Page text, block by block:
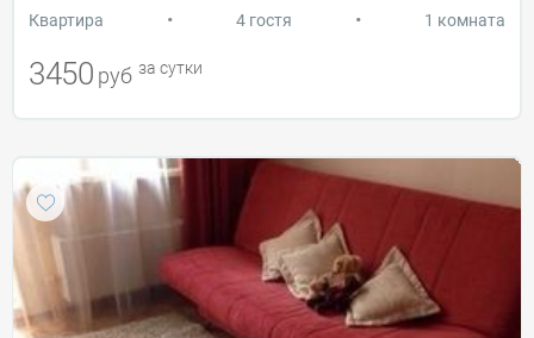
Квартира • 4 гостя • 1 комната
3450 руб за сутки